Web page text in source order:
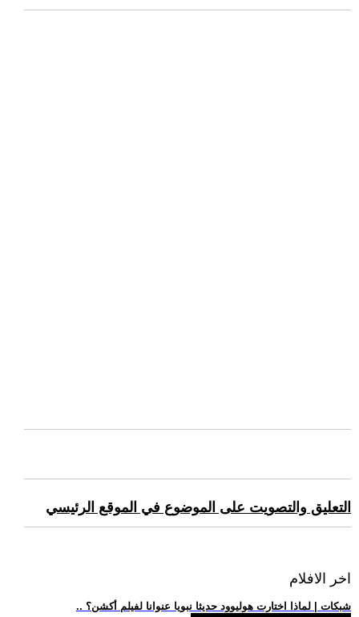
التعليق والتصويت على الموضوع في الموقع الرئيسي
اخر الافلام
.. شبكات | لماذا اختارت هوليوود حديثا نبويا عنوانا لفيلم أكشن؟